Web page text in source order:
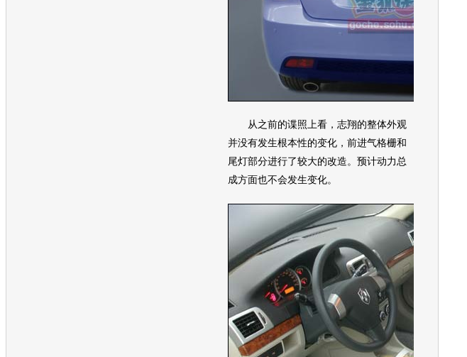
从之前的谍照上看， 志翔 的整体外观
并没有发生根本性的变化，前进气格栅和
尾灯部分进行了较大的改造。预计动力总
成方面也不会发生变化。